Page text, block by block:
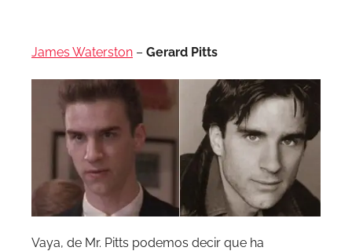
James Waterston – Gerard Pitts
Vaya, de Mr. Pitts podemos decir que ha